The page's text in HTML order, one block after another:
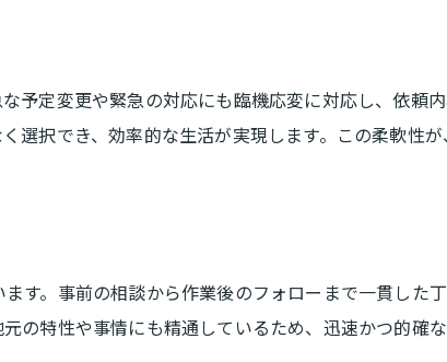
や運搬も安心
の利便性
心感
が安心感を生む
予定変更や緊急の対応にも臨機応変に対応し、依頼
選択でき、効率的な生活が実現します。この柔軟性
。事前の相談から作業後のフォローまで一貫した丁
特性や事情にも精通しているため、迅速かつ的確な